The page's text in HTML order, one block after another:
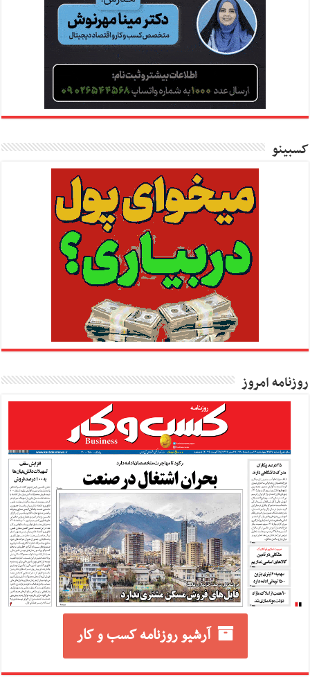
کسبینو
روزنامه امروز
آرشیو روزنامه کسب و کار